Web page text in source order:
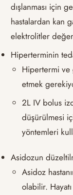
dışlanması için
hastalardan kan
elektrolitler
Hiperterminin
Hipertermi
etmek
2L IV bolus
düşürülmesi
yöntemleri
Asidozun
Asidoz
olabilir.